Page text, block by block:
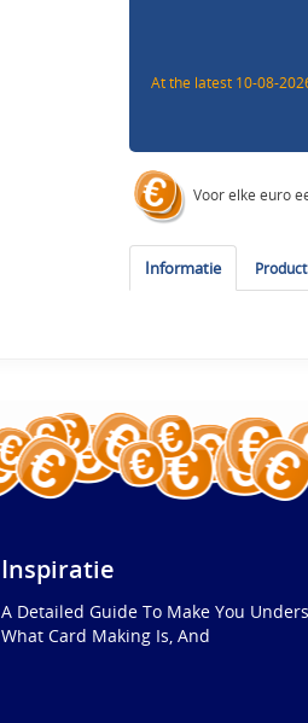
At the latest 10-08-
Voor elke euro
Informatie
Inspiratie
A Detailed Guide To Make You
What Card Making Is, And